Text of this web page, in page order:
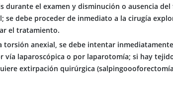
durante el examen y disminución o ausencia
se debe proceder de inmediato a la cirugía
el tratamiento.
torsión anexial, se debe intentar
vía laparoscópica o por laparotomía; si hay
extirpación quirúrgica